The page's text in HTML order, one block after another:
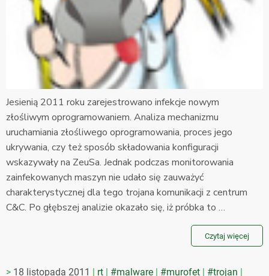
Jesienią 2011 roku zarejestrowano infekcje nowym
złośliwym oprogramowaniem. Analiza mechanizmu
uruchamiania złośliwego oprogramowania, proces jego
ukrywania, czy też sposób składowania konfiguracji
wskazywały na ZeuSa. Jednak podczas monitorowania
zainfekowanych maszyn nie udało się zauważyć
charakterystycznej dla tego trojana komunikacji z centrum
C&C. Po głębszej analizie okazało się, iż próbka to …
Czytaj więcej
18 listopada 2011 rt #malware #murofet #trojan